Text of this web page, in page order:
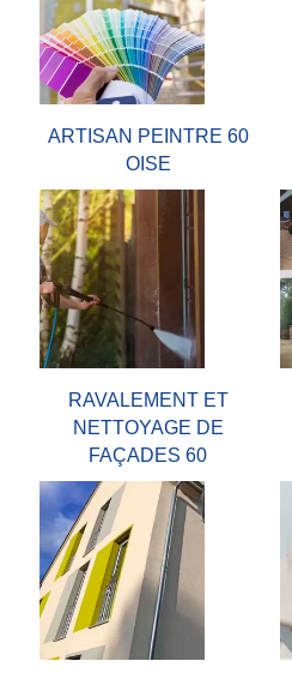
ARTISAN PEINTRE 60
OISE
RAVALEMENT ET
NETTOYAGE DE
FAÇADES 60